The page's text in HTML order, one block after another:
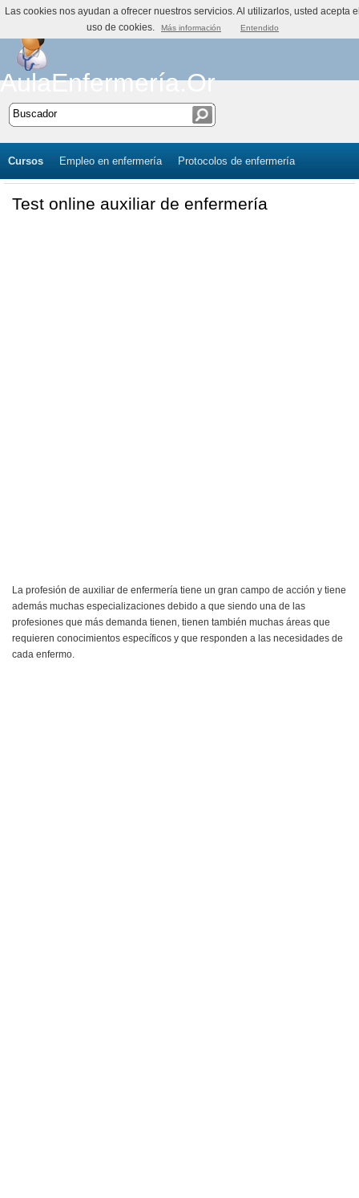
AulaEnfermería.Org
Cursos Empleo en enfermería Protocolos de enfermería
Test online auxiliar de enfermería
La profesión de auxiliar de enfermería tiene un gran campo de acción y tiene
además muchas especializaciones debido a que siendo una de las
profesiones que más demanda tienen, tienen también muchas áreas que
requieren conocimientos específicos y que responden a las necesidades de
cada enfermo.
Las cookies nos ayudan a ofrecer nuestros servicios. Al utilizarlos, usted acepta
uso de cookies.
Más información Entendido